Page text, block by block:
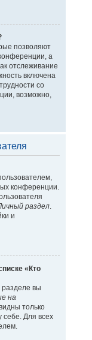
позволяют
а
отслеживание
включена
со
возможно,
конференции.
раздел.
и
«Кто
разделе вы
на
только
Для всех